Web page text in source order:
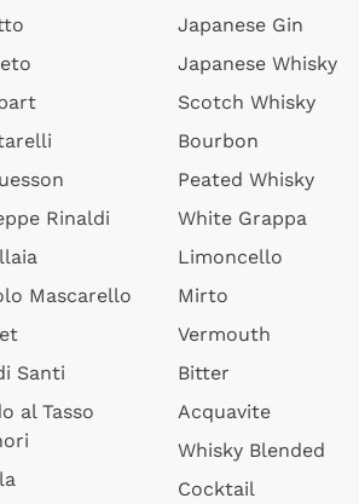
Rinaldi
Mascarello
Santi
al Tasso
Japanese Gin
Japanese Whisky
Scotch Whisky
Bourbon
Peated Whisky
White Grappa
Limoncello
Mirto
Vermouth
Bitter
Acquavite
Whisky Blended
Cocktail